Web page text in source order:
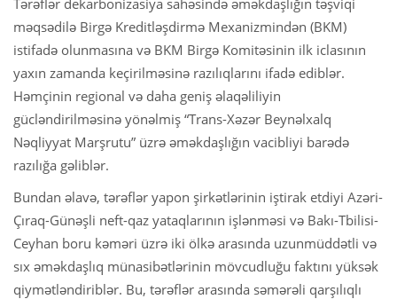
məqsədilə Birgə Kreditləşdirmə Mexanizmindən (BKM)
istifadə olunmasına və BKM Birgə Komitəsinin ilk iclasının
yaxın zamanda keçirilməsinə razılıqlarını ifadə ediblər.
Həmçinin regional və daha geniş əlaqəliliyin
gücləndirilməsinə yönəlmiş “Trans-Xəzər Beynəlxalq
Nəqliyyat Marşrutu” üzrə əməkdaşlığın vacibliyi barədə
razılığa gəliblər.
Bundan əlavə, tərəflər yapon şirkətlərinin iştirak etdiyi Azəri-
Çıraq-Günəşli neft-qaz yataqlarının işlənməsi və Bakı-Tbilisi-
Ceyhan boru kəməri üzrə iki ölkə arasında uzunmüddətli və
sıx əməkdaşlıq münasibətlərinin mövcudluğu faktını yüksək
qiymətləndiriblər. Bu, tərəflər arasında səmərəli qarşılıqlı